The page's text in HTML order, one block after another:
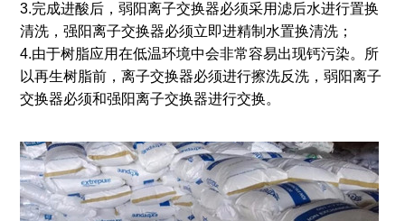
3.完成进酸后，弱阳离子交换器必须采用滤后水进行置换
清洗，强阳离子交换器必须立即进精制水置换清洗；
4.由于树脂应用在低温环境中会非常容易出现钙污染。所
以再生树脂前，离子交换器必须进行擦洗反洗，弱阳离子
交换器必须和强阳离子交换器进行交换。